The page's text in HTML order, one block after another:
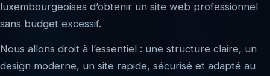
luxembourgeoises d’obtenir un site web professionnel
sans budget excessif.
Nous allons droit à l’essentiel : une structure claire, un
design moderne, un site rapide, sécurisé et adapté au